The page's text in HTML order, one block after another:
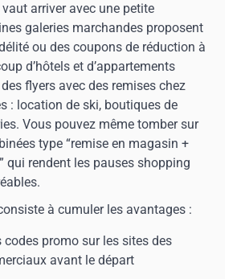
vaut arriver avec une petite
galeries marchandes proposent
ou des coupons de réduction à
d’hôtels et d’appartements
flyers avec des remises chez
: location de ski, boutiques de
Vous pouvez même tomber sur
type “remise en magasin +
qui rendent les pauses shopping
à cumuler les avantages :
codes promo sur les sites des
avant le départ